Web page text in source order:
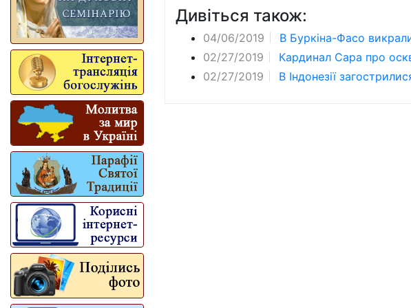
Дивіться також:
04/06/2019
В Буркіна-Фасо
02/27/2019
Кардинал Сара про
02/27/2019
В Індонезії